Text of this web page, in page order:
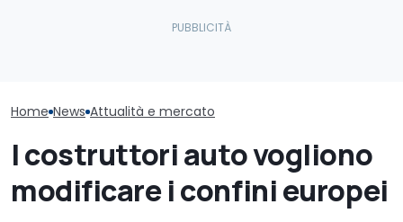
Home News Attualità e mercato
I costruttori auto vogliono
modificare i confini europei